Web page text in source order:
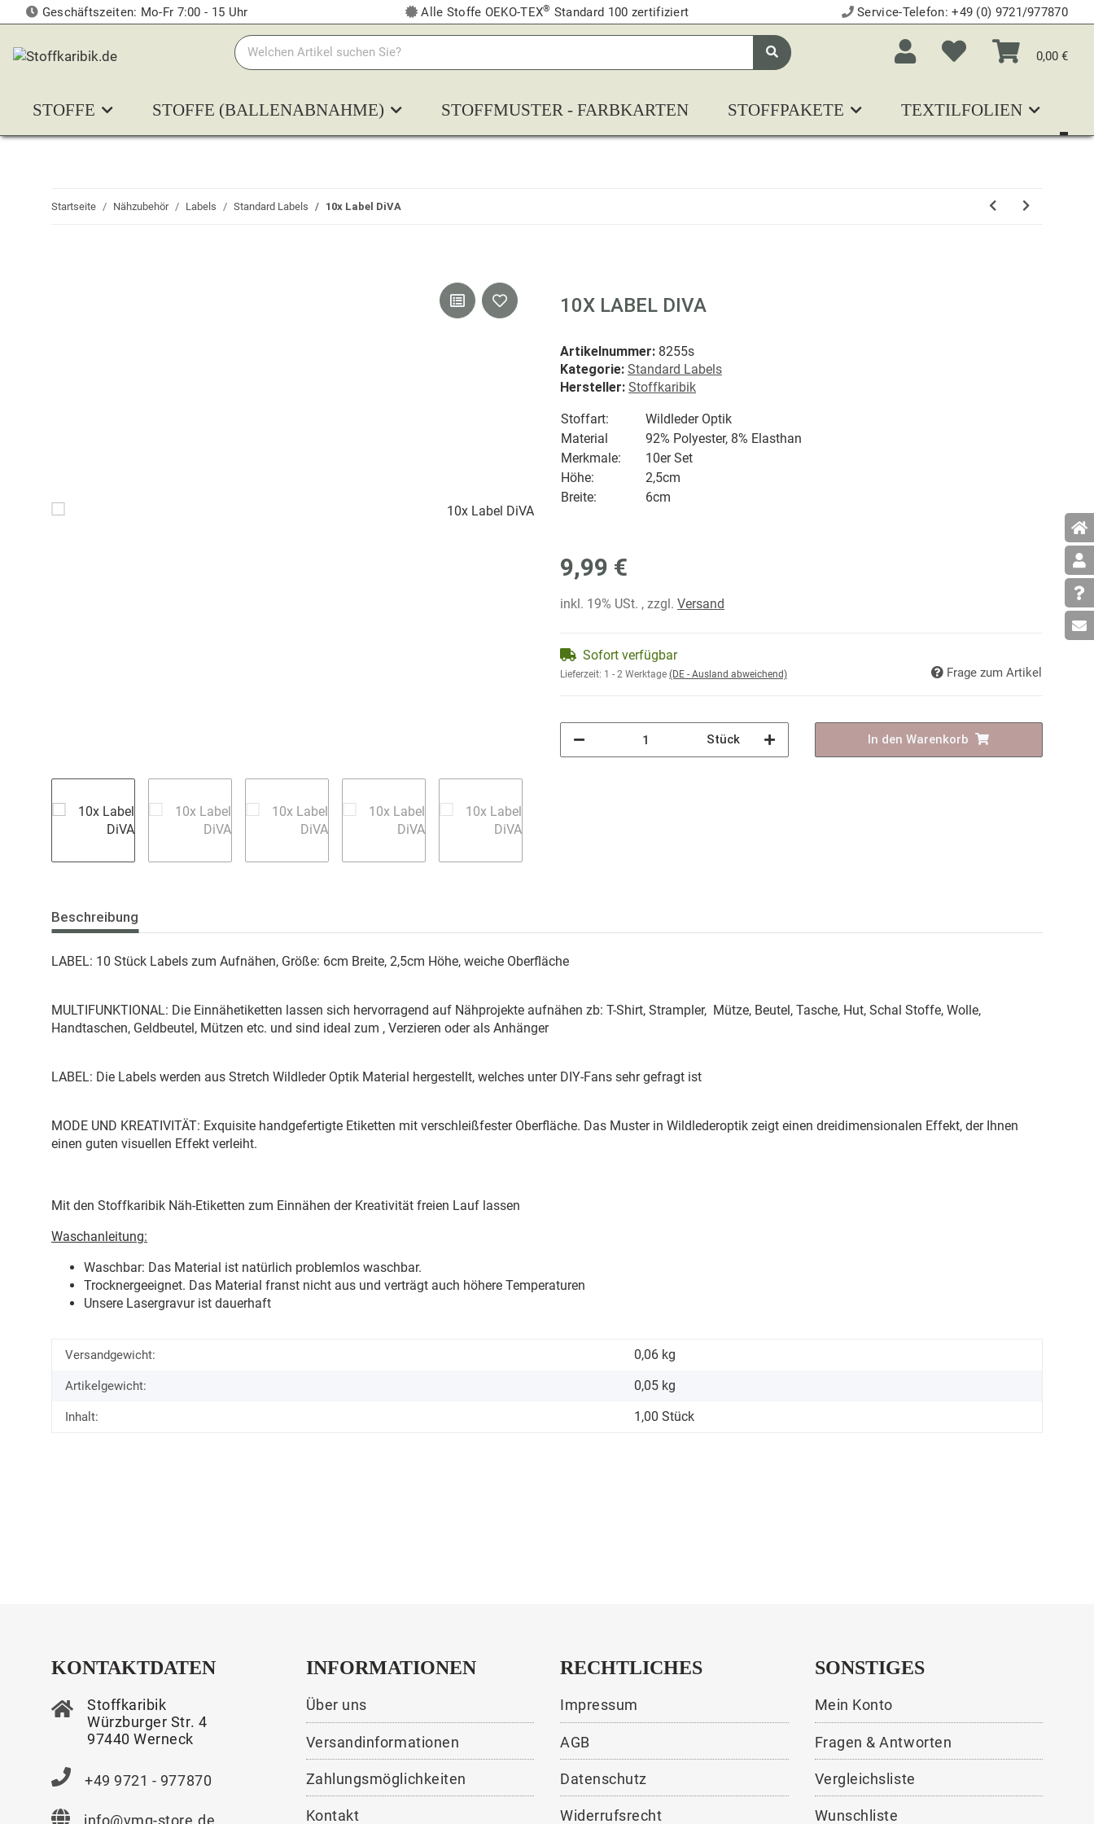
Geschäftszeiten: Mo-Fr 7:00 - 15 Uhr Alle Stoffe OEKO-TEX® Standard 100 zertifiziert Service-Telefon:+49 (0) 9721/977870
0,00 €
STOFFE STOFFE (BALLENABNAHME) STOFFMUSTER - FARBKARTEN STOFFPAKETE TEXTILFOLIEN
Startseite Nähzubehör Labels Standard Labels 10x Label DiVA
10X LABEL DIVA
Artikelnummer: 8255s
Kategorie: Standard Labels
Hersteller: Stoffkaribik
Stoffart:
Wildleder Optik
Material
92% Polyester, 8% Elasthan
Merkmale:
10er Set
Höhe:
2,5cm
Breite:
6cm
9,99 €
inkl. 19% USt. , zzgl. Versand
Sofort verfügbar
Lieferzeit: 1 - 2 Werktage (DE - Ausland abweichend) Frage zum Artikel
Stück In den Warenkorb
Beschreibung
LABEL: 10 Stück Labels zum Aufnähen, Größe: 6cm Breite, 2,5cm Höhe, weiche Oberfläche
MULTIFUNKTIONAL: Die Einnähetiketten lassen sich hervorragend auf Nähprojekte aufnähen zb: T-Shirt, Strampler, Mütze, Beutel, Tasche, Hut, Schal Stoffe, Wolle,
Handtaschen, Geldbeutel, Mützen etc. und sind ideal zum , Verzieren oder als Anhänger
LABEL: Die Labels werden aus Stretch Wildleder Optik Material hergestellt, welches unter DIY-Fans sehr gefragt ist
MODE UND KREATIVITÄT: Exquisite handgefertigte Etiketten mit verschleißfester Oberfläche. Das Muster in Wildlederoptik zeigt einen dreidimensionalen Effekt, der Ihnen
einen guten visuellen Effekt verleiht.
Mit den Stoffkaribik Näh-Etiketten zum Einnähen der Kreativität freien Lauf lassen
Waschanleitung:
Waschbar: Das Material ist natürlich problemlos waschbar.
Trocknergeeignet. Das Material franst nicht aus und verträgt auch höhere Temperaturen
Unsere Lasergravur ist dauerhaft
Versandgewicht: 0,06 kg
Artikelgewicht: 0,05 kg
Inhalt: 1,00 Stück
KONTAKTDATEN
Stoffkaribik
Würzburger Str. 4
97440 Werneck
+49 9721 - 977870
info@vmg-store.de
INFORMATIONEN
Über uns
Versandinformationen
Zahlungsmöglichkeiten
Kontakt
RECHTLICHES
Impressum
AGB
Datenschutz
Widerrufsrecht
SONSTIGES
Mein Konto
Fragen & Antworten
Vergleichsliste
Wunschliste